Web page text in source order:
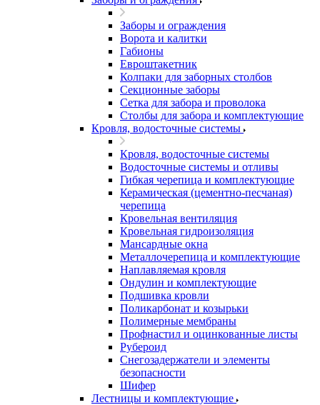
Заборы и ограждения
Ворота и калитки
Габионы
Евроштакетник
Колпаки для заборных столбов
Секционные заборы
Сетка для забора и проволока
Столбы для забора и комплектующие
Кровля, водосточные системы
Кровля, водосточные системы
Водосточные системы и отливы
Гибкая черепица и комплектующие
Керамическая (цементно-песчаная)
черепица
Кровельная вентиляция
Кровельная гидроизоляция
Мансардные окна
Металлочерепица и комплектующие
Наплавляемая кровля
Ондулин и комплектующие
Подшивка кровли
Поликарбонат и козырьки
Полимерные мембраны
Профнастил и оцинкованные листы
Рубероид
Снегозадержатели и элементы
безопасности
Шифер
Лестницы и комплектующие